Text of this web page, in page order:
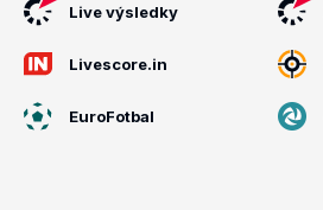
Live výsledky
Livescore.in
EuroFotbal